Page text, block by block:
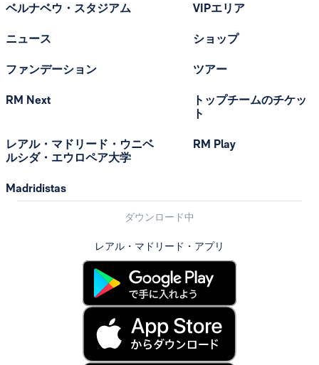
ベルナベウ・スタジアム
ニュース
ファンデーション
RM Next
レアル・マドリード・ウニベ
ルシダ・エウロペア大学
Madridistas
VIPエリア
ショップ
ツアー
トップチームのチケッ
ト
RM Play
ダウンロード中
レアル・マドリード・アプリ